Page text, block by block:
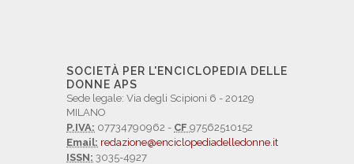
SOCIETÀ PER L'ENCICLOPEDIA DELLE
DONNE APS
Sede legale: Via degli Scipioni 6 - 20129
MILANO
P.IVA: 07734790962 - CF 97562510152
Email: redazione@enciclopediadelledonne.it
ISSN: 3035-4927